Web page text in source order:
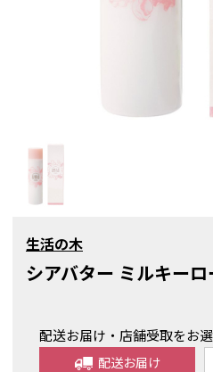
生活の木
シアバター ミルキー
配送お届け・店舗受取をお
配送お届け